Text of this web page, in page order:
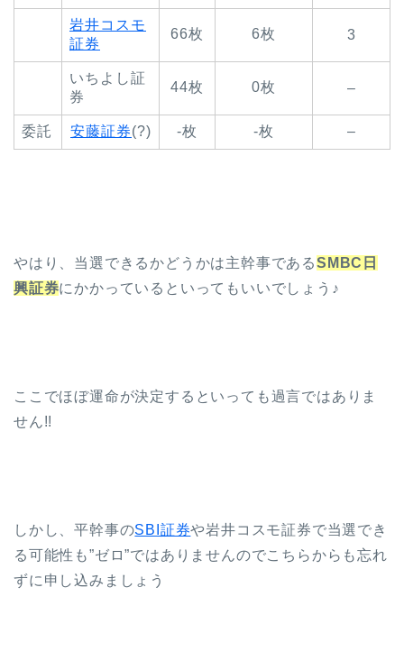
岩井コスモ
証券
66枚 6枚 3
いちよし証
券
44枚 0枚 –
委託 安藤証券(?) -枚 -枚 –
やはり、当選できるかどうかは主幹事であるSMBC日
興証券にかかっているといってもいいでしょう♪
ここでほぼ運命が決定するといっても過言ではありま
せん!!
しかし、平幹事のSBI証券や岩井コスモ証券で当選でき
る可能性も”ゼロ”ではありませんのでこちらからも忘れ
ずに申し込みましょう